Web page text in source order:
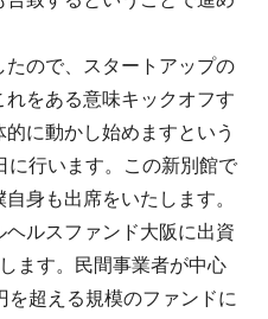
ので、スタートアップの
をある意味キックオフす
に動かし始めますという
に行います。この新別館で
身も出席をいたします。
ルスファンド大阪に出資
ます。民間事業者が中心
を超える規模のファンドに